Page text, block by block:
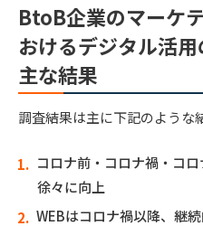
BtoB企業のマーケ
おけるデジタル活
主な結果
調査結果は主に下記のような
コロナ前・コロナ禍・コ
徐々に向上
WEBはコロナ禍以降、継